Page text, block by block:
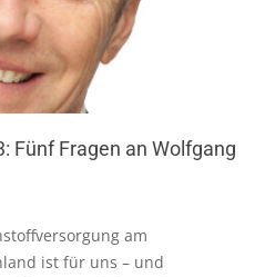
Fünf Fragen an Wolfgang
am
ist für uns – und